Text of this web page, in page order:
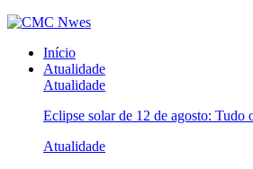
Início
Atualidade
Atualidade
Eclipse solar de 12 de agosto: Tudo
Atualidade